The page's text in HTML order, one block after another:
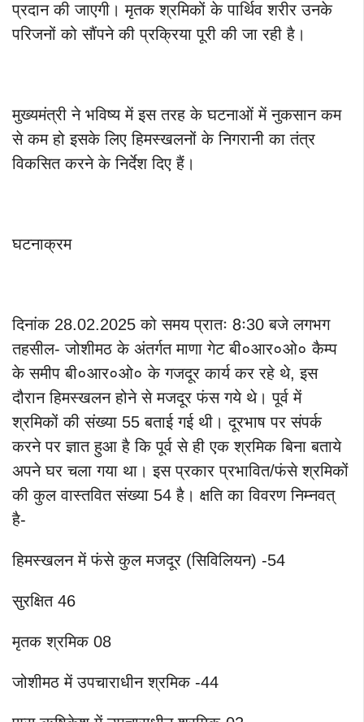
प्रदान की जाएगी। मृतक श्रमिकों के पार्थिव शरीर उनके
परिजनों को सौंपने की प्रक्रिया पूरी की जा रही है।
मुख्यमंत्री ने भविष्य में इस तरह के घटनाओं में नुकसान कम
से कम हो इसके लिए हिमस्खलनों के निगरानी का तंत्र
विकसित करने के निर्देश दिए हैं।
घटनाक्रम
दिनांक 28.02.2025 को समय प्रातः 8ः30 बजे लगभग
तहसील- जोशीमठ के अंतर्गत माणा गेट बी०आर०ओ० कैम्प
के समीप बी०आर०ओ० के गजदूर कार्य कर रहे थे, इस
दौरान हिमस्खलन होने से मजदूर फंस गये थे। पूर्व में
श्रमिकों की संख्या 55 बताई गई थी। दूरभाष पर संपर्क
करने पर ज्ञात हुआ है कि पूर्व से ही एक श्रमिक बिना बताये
अपने घर चला गया था। इस प्रकार प्रभावित/फंसे श्रमिकों
की कुल वास्तवित संख्या 54 है। क्षति का विवरण निम्नवत्
है-
हिमस्खलन में फंसे कुल मजदूर (सिविलियन) -54
सुरक्षित 46
मृतक श्रमिक 08
जोशीमठ में उपचाराधीन श्रमिक -44